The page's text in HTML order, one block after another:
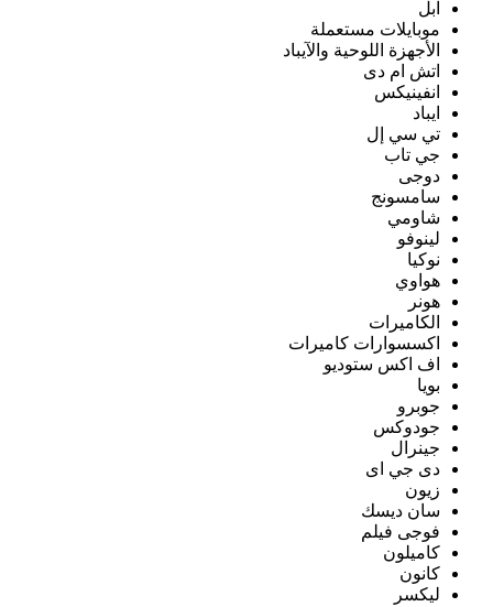
ابل
موبايلات مستعملة
الأجهزة اللوحية والآيباد
اتش ام دى
انفينيكس
ايباد
تي سي إل
جي تاب
دوجى
سامسونج
شاومي
لينوفو
نوكيا
هواوي
هونر
الكاميرات
اكسسوارات كاميرات
اف اكس ستوديو
بويا
جوبرو
جودوكس
جينرال
دى جي اى
زيون
سان ديسك
فوجى فيلم
كاميلون
كانون
ليكسر